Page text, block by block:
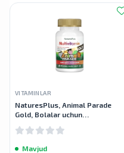
VITAMINLAR
NaturesPlus, Animal Parade
Gold, Bolalar uchun
tabletka
Mavjud